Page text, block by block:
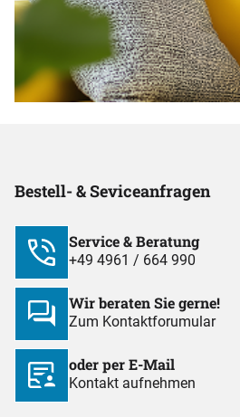
Bestell- & Seviceanfragen
Service & Beratung
+49 4961 / 664 990
Wir beraten Sie gerne!
Zum Kontaktforumular
oder per E-Mail
Kontakt aufnehmen